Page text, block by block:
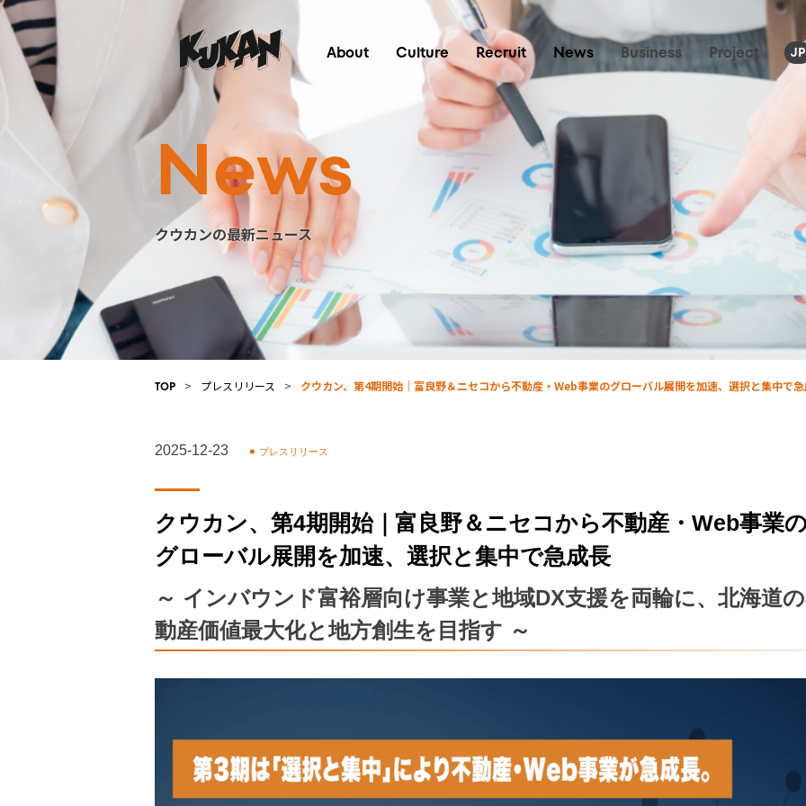
About Culture Recruit News Business Project JP
News
クウカンの最新ニュース
TOP > プレスリリース > クウカン、第4期開始｜富良野＆ニセコから不動産・Web事業のグローバル展開を加速、選択と集中で
2025-12-23 プレスリリース
クウカン、第4期開始｜富良野＆ニセコから不動産・Web事業
グローバル展開を加速、選択と集中で急成長
～ インバウンド富裕層向け事業と地域DX支援を両輪に、北海道
動産価値最大化と地方創生を目指す ～